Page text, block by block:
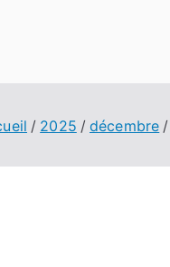
2025 décembre